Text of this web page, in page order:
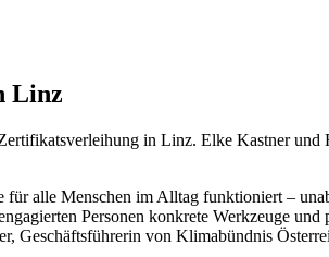
Linz
in Linz. Elke Kastner
für alle Menschen im Alltag funktioniert –
Personen konkrete Werkzeuge
Geschäftsführerin von Klimabündnis